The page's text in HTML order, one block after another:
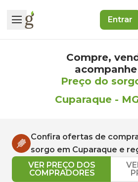
Entrar
Compre,
Preço do
Cuparaque -
Confira ofertas de
sorgo em Cuparaque e
VER PREÇO DOS
COMPRADORES